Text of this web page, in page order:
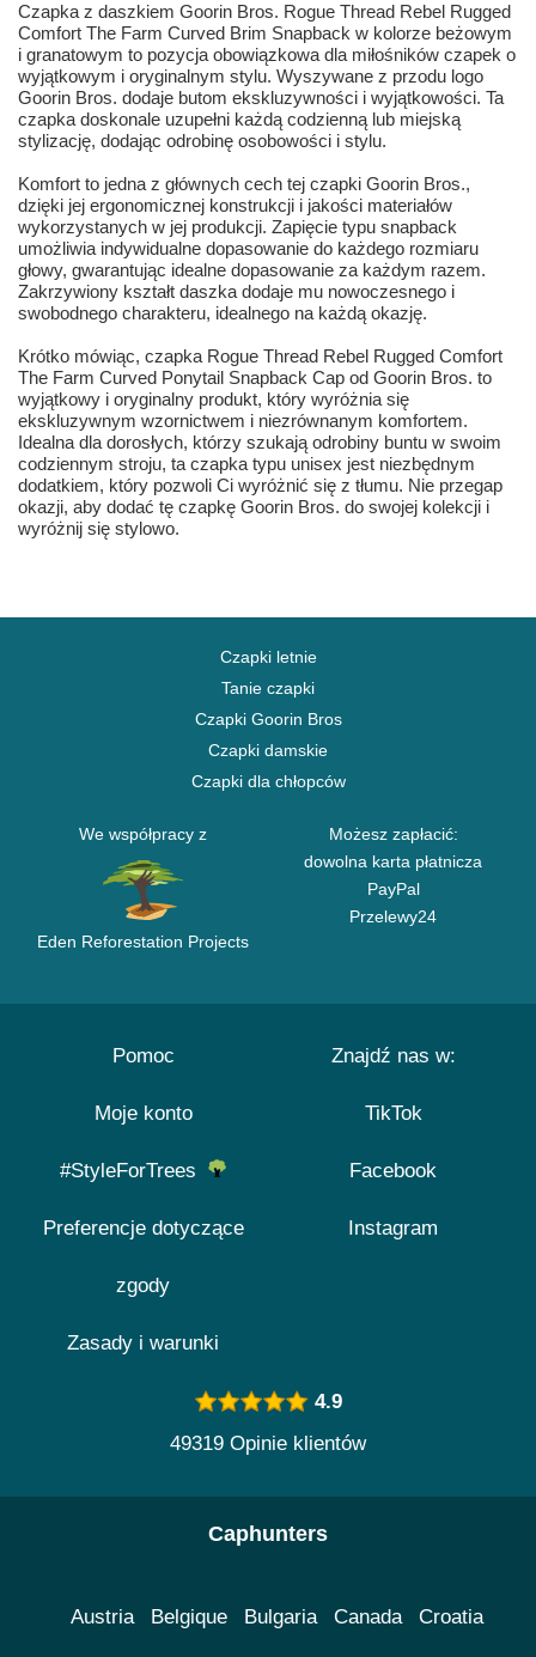
Czapka z daszkiem Goorin Bros. Rogue Thread Rebel Rugged
Comfort The Farm Curved Brim Snapback w kolorze beżowym
i granatowym to pozycja obowiązkowa dla miłośników czapek o
wyjątkowym i oryginalnym stylu. Wyszywane z przodu logo
Goorin Bros. dodaje butom ekskluzywności i wyjątkowości. Ta
czapka doskonale uzupełni każdą codzienną lub miejską
stylizację, dodając odrobinę osobowości i stylu.
Komfort to jedna z głównych cech tej czapki Goorin Bros.,
dzięki jej ergonomicznej konstrukcji i jakości materiałów
wykorzystanych w jej produkcji. Zapięcie typu snapback
umożliwia indywidualne dopasowanie do każdego rozmiaru
głowy, gwarantując idealne dopasowanie za każdym razem.
Zakrzywiony kształt daszka dodaje mu nowoczesnego i
swobodnego charakteru, idealnego na każdą okazję.
Krótko mówiąc, czapka Rogue Thread Rebel Rugged Comfort
The Farm Curved Ponytail Snapback Cap od Goorin Bros. to
wyjątkowy i oryginalny produkt, który wyróżnia się
ekskluzywnym wzornictwem i niezrównanym komfortem.
Idealna dla dorosłych, którzy szukają odrobiny buntu w swoim
codziennym stroju, ta czapka typu unisex jest niezbędnym
dodatkiem, który pozwoli Ci wyróżnić się z tłumu. Nie przegap
okazji, aby dodać tę czapkę Goorin Bros. do swojej kolekcji i
wyróżnij się stylowo.
Czapki letnie
Tanie czapki
Czapki Goorin Bros
Czapki damskie
Czapki dla chłopców
We współpracy z
Eden Reforestation Projects
Możesz zapłacić:
dowolna karta płatnicza
PayPal
Przelewy24
Pomoc
Moje konto
#StyleForTrees
Preferencje dotyczące
zgody
Zasady i warunki
Znajdź nas w:
TikTok
Facebook
Instagram
4.9
49319 Opinie klientów
Caphunters
Austria Belgique Bulgaria Canada Croatia